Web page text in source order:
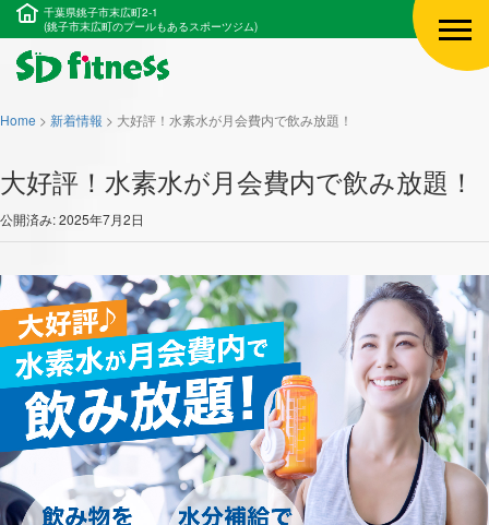
千葉県銚子市末広町2-1
(銚子市末広町のプールもあるスポーツジム)
Home > 新着情報 > 大好評！水素水が月会費内で飲み放題！
大好評！水素水が月会費内で飲み放題！
公開済み: 2025年7月2日